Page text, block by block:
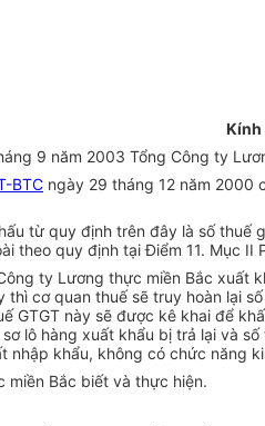
9 năm 2003 Tổng Công ty
BTC ngày 29 tháng 12 năm 2000
từ quy định trên đây là số
theo quy định tại Điểm 11. Mục II
ty Lương thực miền Bắc xuất
thì cơ quan thuế sẽ truy hoàn lại
GTGT này sẽ được kê khai để
lô hàng xuất khẩu bị trả lại và
nhập khẩu, không có chức năng
miền Bắc biết và thực hiện.